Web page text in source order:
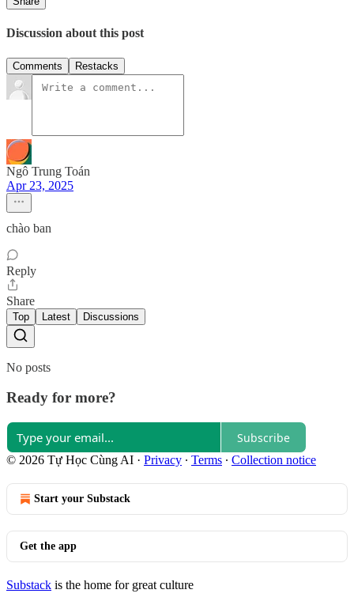
Discussion about this post
Comments Restacks
Ngô Trung Toán
Apr 23, 2025
chào ban
Reply
Share
Top Latest Discussions
No posts
Ready for more?
Subscribe
© 2026 Tự Học Cùng AI · Privacy ∙ Terms ∙ Collection notice
Start your Substack
Get the app
Substack is the home for great culture